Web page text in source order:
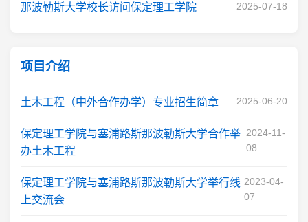
那波勒斯大学校长访问保定理工学院 2025-07-18
项目介绍
土木工程（中外合作办学）专业招生简章 2025-06-20
保定理工学院与塞浦路斯那波勒斯大学合作举
办土木工程
2024-11-
08
保定理工学院与塞浦路斯那波勒斯大学举行线
上交流会
2023-04-
07